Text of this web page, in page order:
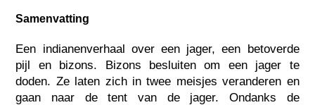
Samenvatting
Een indianenverhaal over een jager, een betoverde
pijl en bizons. Bizons besluiten om een jager te
doden. Ze laten zich in twee meisjes veranderen en
gaan naar de tent van de jager. Ondanks de